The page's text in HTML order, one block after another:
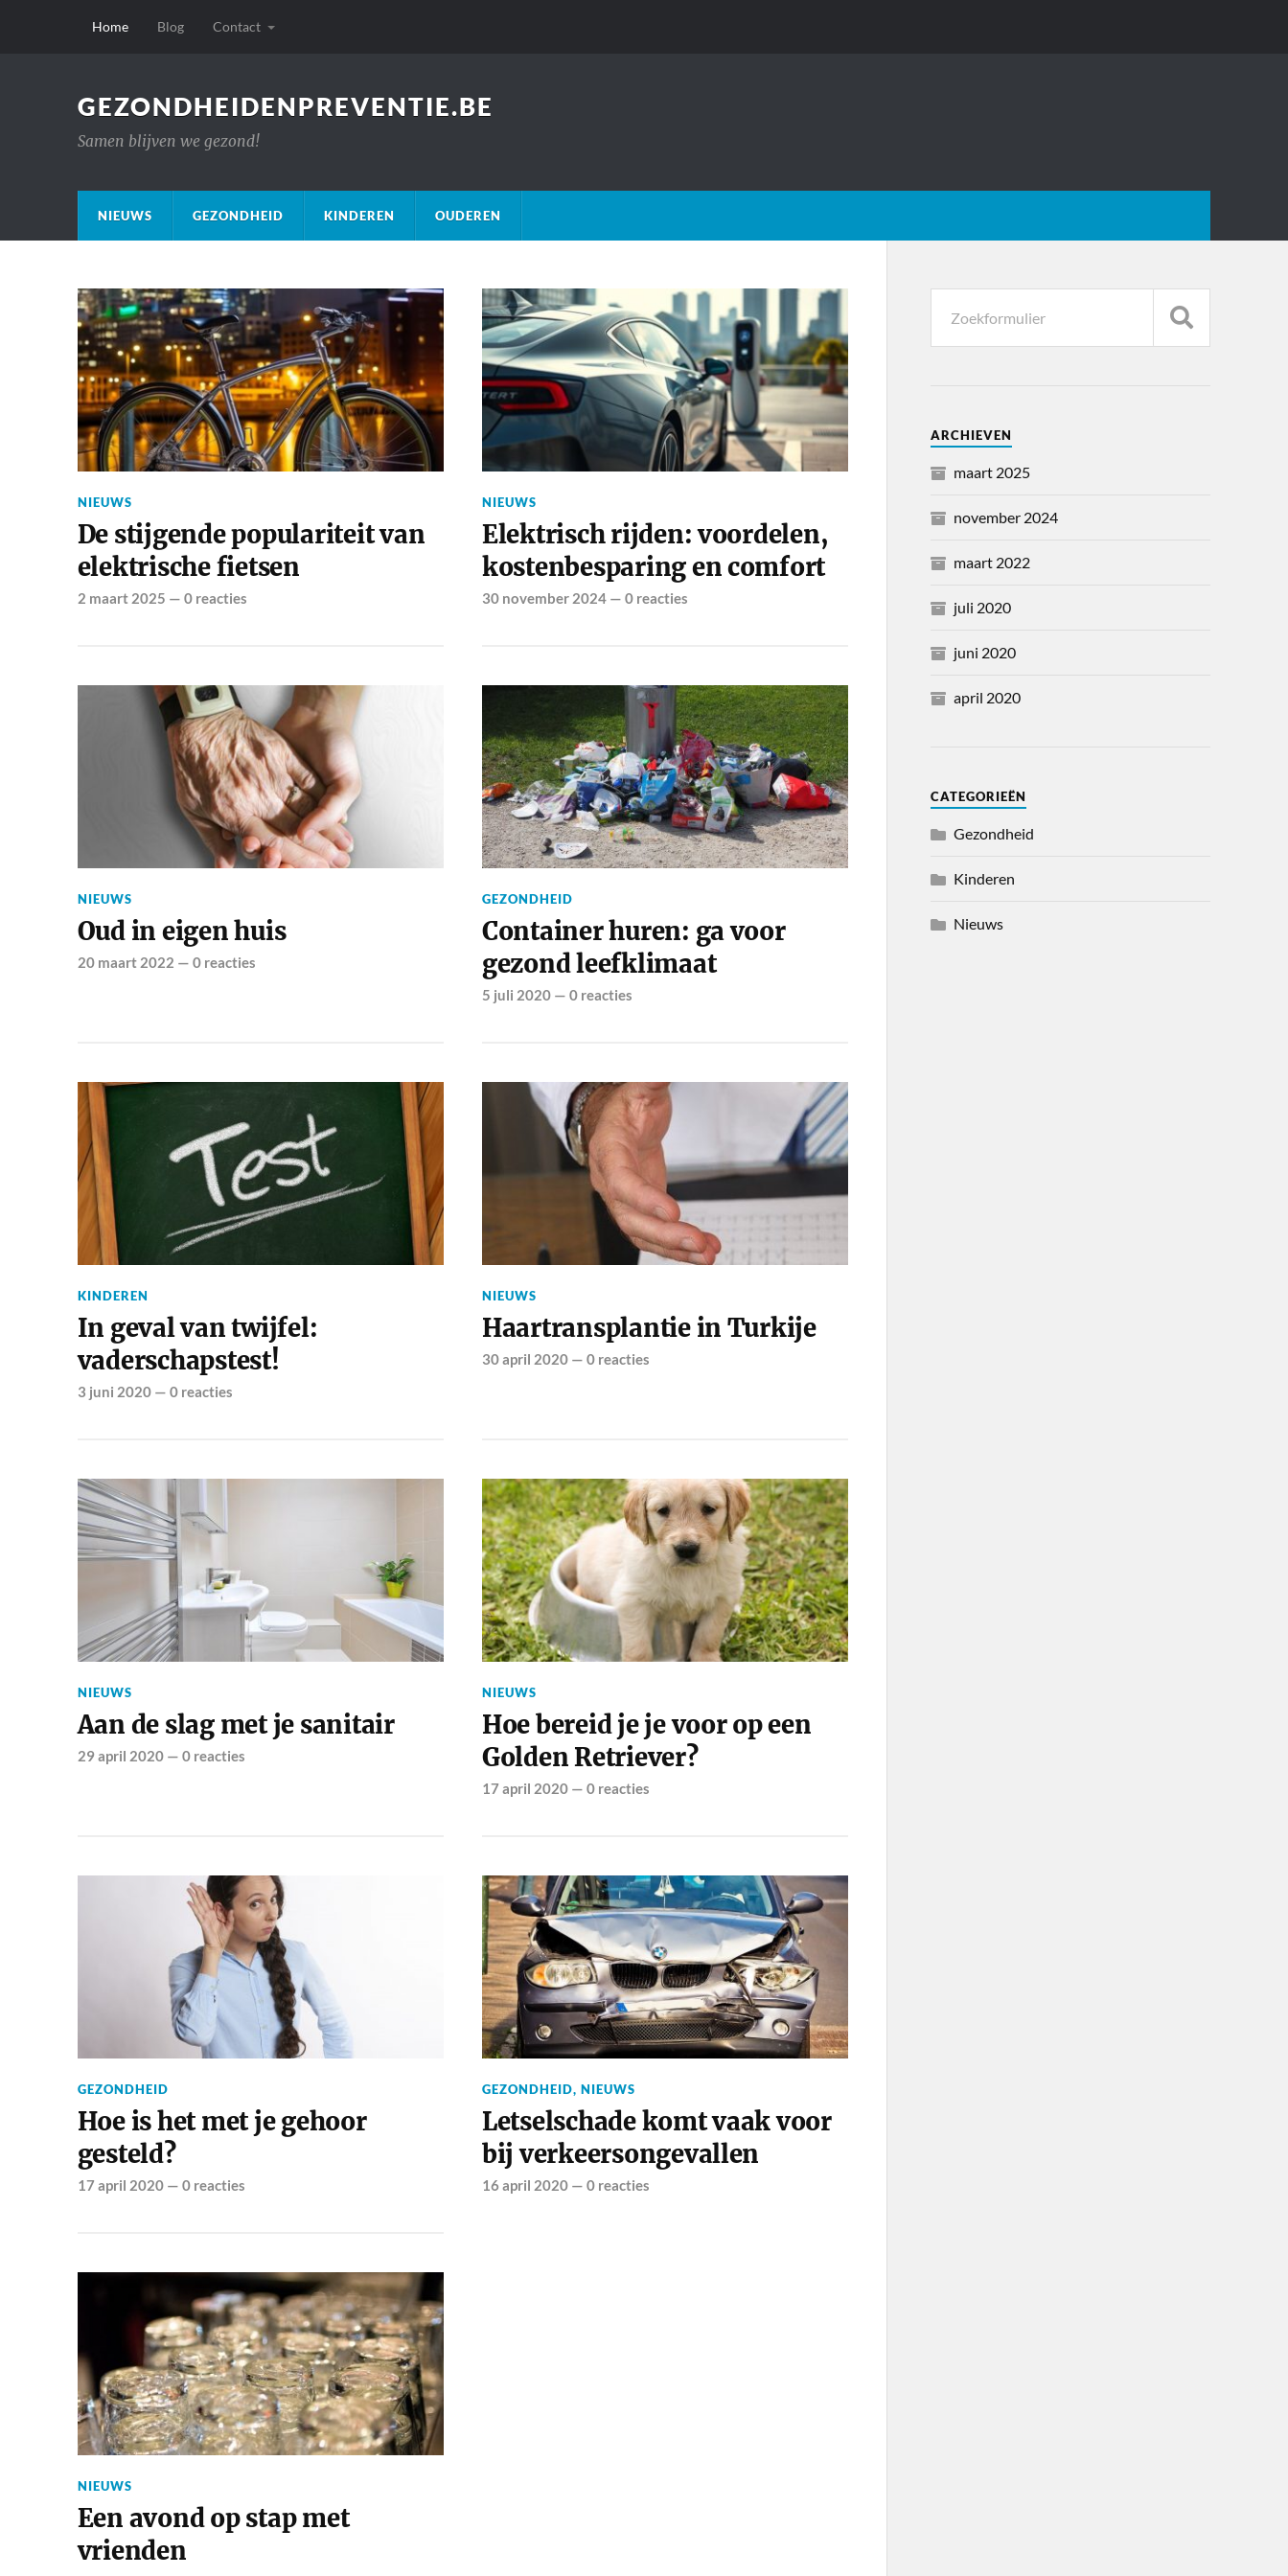
Home Blog Contact
GEZONDHEIDENPREVENTIE.BE
Samen blijven we gezond!
NIEUWS GEZONDHEID KINDEREN OUDEREN
NIEUWS
De stijgende populariteit van
elektrische fietsen
2 maart 2025 — 0 reacties
NIEUWS
Elektrisch rijden: voordelen,
kostenbesparing en comfort
30 november 2024— 0 reacties
NIEUWS
Oud in eigen huis
20 maart 2022 — 0 reacties
GEZONDHEID
Container huren: ga voor
gezond leefklimaat
5 juli 2020— 0 reacties
KINDEREN
In geval van twijfel:
vaderschapstest!
3 juni 2020— 0 reacties
NIEUWS
Haartransplantie in Turkije
30 april 2020— 0 reacties
NIEUWS
Aan de slag met je sanitair
29 april 2020— 0 reacties
NIEUWS
Hoe bereid je je voor op een
Golden Retriever?
17 april 2020— 0 reacties
GEZONDHEID
Hoe is het met je gehoor
gesteld?
17 april 2020— 0 reacties
GEZONDHEID, NIEUWS
Letselschade komt vaak voor
bij verkeersongevallen
16 april 2020— 0 reacties
NIEUWS
Een avond op stap met
vrienden
ARCHIEVEN
maart 2025
november 2024
maart 2022
juli 2020
juni 2020
april 2020
CATEGORIEËN
Gezondheid
Kinderen
Nieuws